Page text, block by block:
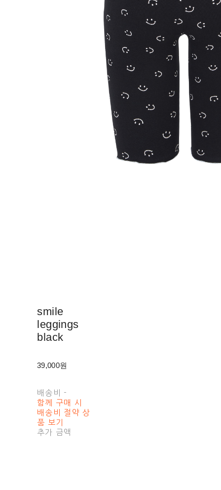
smile
leggings
black
39,000원
배송비 -
함께 구매 시
배송비 절약 상
품 보기
추가 금액